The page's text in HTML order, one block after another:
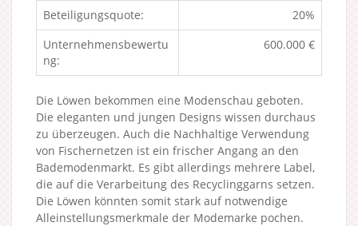
Beteiligungsquote:
20%
Unternehmensbewertu
ng:
600.000 €
Die Löwen bekommen eine Modenschau geboten.
Die eleganten und jungen Designs wissen durchaus
zu überzeugen. Auch die Nachhaltige Verwendung
von Fischernetzen ist ein frischer Angang an den
Bademodenmarkt. Es gibt allerdings mehrere Label,
die auf die Verarbeitung des Recyclinggarns setzen.
Die Löwen könnten somit stark auf notwendige
Alleinstellungsmerkmale der Modemarke pochen.